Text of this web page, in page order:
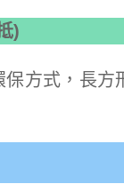
)
方式，長方